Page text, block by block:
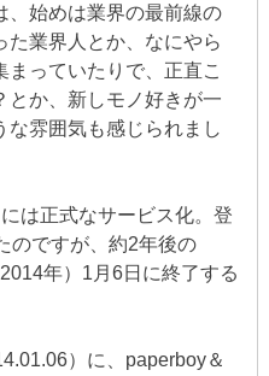
、始めは業界の最前線の
た業界人とか、なにやら
まっていたりで、正直こ
とか、新しモノ好きが一
な雰囲気も感じられまし
は正式なサービス化。登
のですが、約2年後の
年）1月6日に終了する
）に、paperboy＆